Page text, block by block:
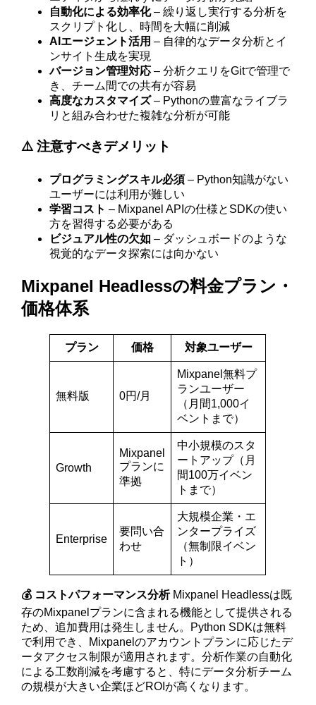
自動化による効率化– 繰り返し実行する分析を
スクリプト化し、時間を大幅に削減
AIエージェント活用 – 自律的なデータ分析とイ
ンサイト生成を実現
バージョン管理対応 – 分析クエリをGitで管理で
き、チーム間での共有が容易
高度なカスタマイズ– Pythonの豊富なライブラ
リと組み合わせた複雑な分析が可能
⚠️ 注意すべきデメリット
プログラミングスキル必須 – Python知識がない
ユーザーには利用が難しい
学習コスト – Mixpanel APIの仕様とSDKの使い
方を習得する必要がある
ビジュアル性の欠如 – ダッシュボードのような
視覚的なデータ探索には向かない
Mixpanel Headlessの料金プラン・
価格体系
プラン 価格 対象ユーザー
無料版 0円/月
Mixpanel無料プ
ランユーザー
（月間1,000イ
ベントまで）
Growth
Mixpanel
プランに
準拠
中小規模のスタ
ートアップ（月
間100万イベン
トまで）
Enterprise
要問い合
わせ
大規模企業・エ
ンタープライズ
（無制限イベン
ト）
💰 コストパフォーマンス分析Mixpanel Headlessは既
存のMixpanelプランに含まれる機能として提供される
ため、追加費用は発生しません。Python SDKは無料
で利用でき、Mixpanelのアカウントプランに応じたデ
ータアクセス制限が適用されます。分析作業の自動化
による工数削減を考慮すると、特にデータ分析チーム
の規模が大きい企業ほどROIが高くなります。